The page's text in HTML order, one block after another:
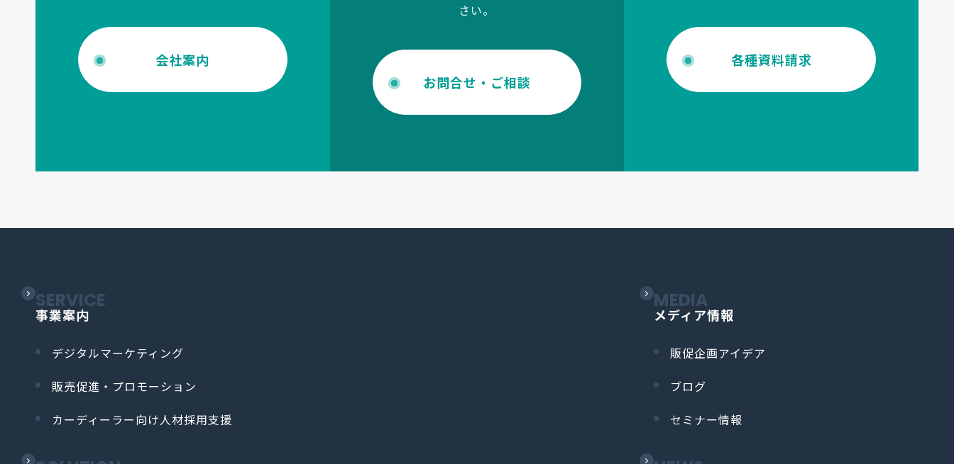
会社案内
さい。
お問合せ・ご相談
各種資料請求
SERVICE
事業案内
デジタルマーケティング
販売促進・プロモーション
カーディーラー向け人材採用支援
MEDIA
メディア情報
販促企画アイデア
ブログ
セミナー情報